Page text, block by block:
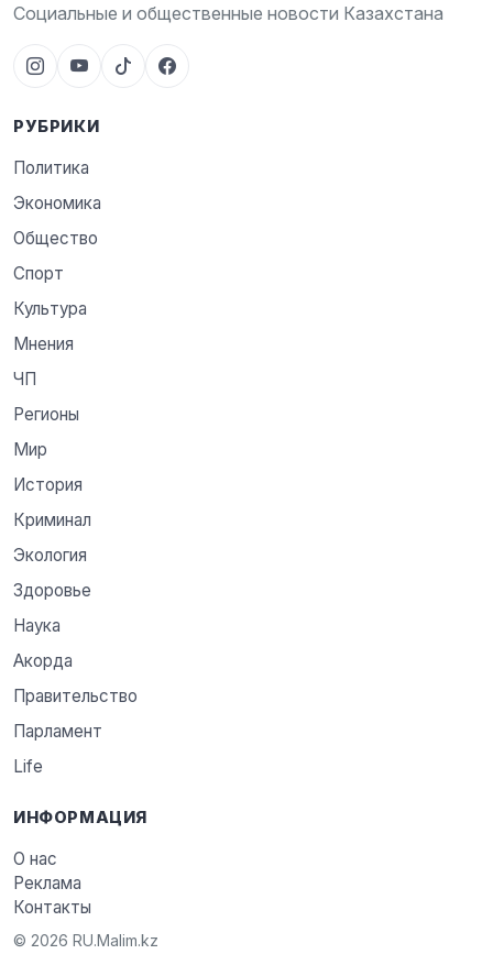
Социальные и общественные новости Казахстана
РУБРИКИ
Политика
Экономика
Общество
Спорт
Культура
Мнения
ЧП
Регионы
Мир
История
Криминал
Экология
Здоровье
Наука
Акорда
Правительство
Парламент
Life
ИНФОРМАЦИЯ
О нас
Реклама
Контакты
© 2026 RU.Malim.kz